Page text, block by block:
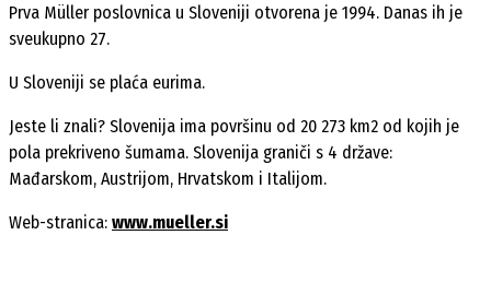
Prva Müller poslovnica u Sloveniji otvorena je 1994. Danas ih je
sveukupno 27.
U Sloveniji se plaća eurima.
Jeste li znali? Slovenija ima površinu od 20 273 km2 od kojih je
pola prekriveno šumama. Slovenija graniči s 4 države:
Mađarskom, Austrijom, Hrvatskom i Italijom.
Web-stranica: www.mueller.si